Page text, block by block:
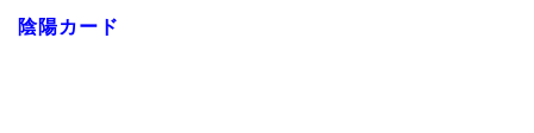
陰陽カード